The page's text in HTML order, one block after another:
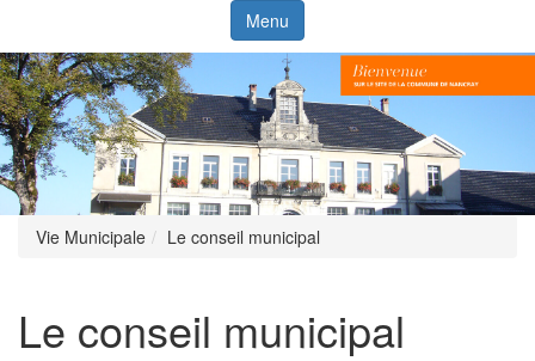
Menu
Vie Municipale Le conseil municipal
Le conseil municipal